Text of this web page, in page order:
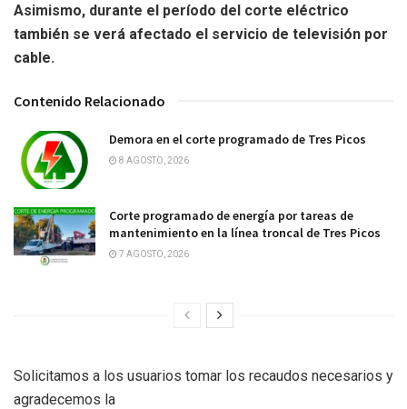
Asimismo, durante el período del corte eléctrico
también se verá afectado el servicio de televisión por
cable.
Contenido Relacionado
Demora en el corte programado de Tres Picos
8 AGOSTO, 2026
Corte programado de energía por tareas de
mantenimiento en la línea troncal de Tres Picos
7 AGOSTO, 2026
Solicitamos a los usuarios tomar los recaudos necesarios y
agradecemos la